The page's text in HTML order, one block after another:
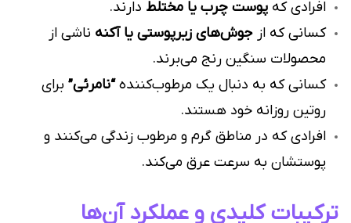
افرادی که پوست چرب یا مختلط دارند.
کسانی که از جوش‌های زیرپوستی یا آکنه ناشی از
محصولات سنگین رنج می‌برند.
کسانی که به دنبال یک مرطوب‌کننده“نامرئی” برای
روتین روزانه خود هستند.
افرادی که در مناطق گرم و مرطوب زندگی می‌کنند و
پوستشان به سرعت عرق می‌کند.
ترکیبات کلیدی و عملکرد آن‌ها